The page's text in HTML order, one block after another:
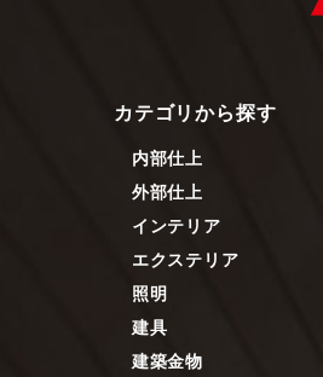
カテゴリから探す
内部仕上
外部仕上
インテリア
エクステリア
照明
建具
建築金物